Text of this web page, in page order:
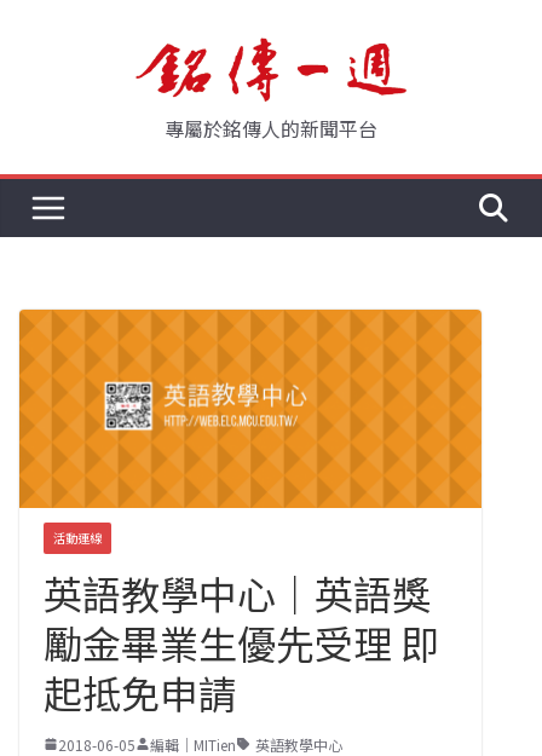
專屬於銘傳人的新聞平台
活動連線
英語教學中心｜英語獎
勵金畢業生優先受理 即
起抵免申請
2018-06-05 編輯｜MITien 英語教學中心